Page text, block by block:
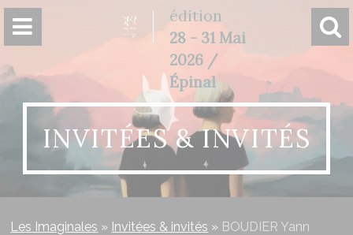
édition
28 - 31 Mai
2026 /
Épinal
INVITÉES & INVITÉS
Les Imaginales » Invitées & invités » BOUDIER Yann
Panneau de gestion des cookies